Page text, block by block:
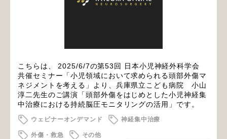
こちらは、 2025/6/7の第53回 日本小児神経外科学会
共催セミナー「小児領域において求められる頭部外傷マ
ネジメントを考える​」より、兵庫県立こども病院 小山
淳二先生のご講演「頭部外傷をはじめとした小児神経集
中治療における持続脳圧モニタリングの活用」です。
ウェビナーオンデマンド 神経集中治療
外傷・救急 その他